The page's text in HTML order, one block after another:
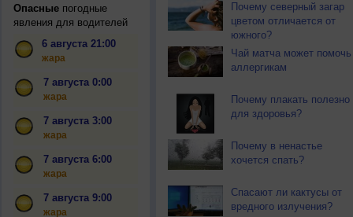
Опасныепогодные
явления для водителей
6 августа 21:00
жара
7 августа 0:00
жара
7 августа 3:00
жара
7 августа 6:00
жара
7 августа 9:00
жара
Почему северный загар
цветом отличается от
южного?
Чай матча может помочь
аллергикам
Почему плакать полезно
для здоровья?
Почему в ненастье
хочется спать?
Спасают ли кактусы от
вредного излучения?